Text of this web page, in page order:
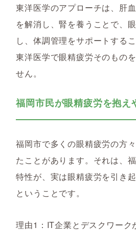
東洋医学のアプローチは、肝
を解消し、腎を養うことで、
し、体調管理をサポートする
東洋医学で眼精疲労そのもの
せん。
福岡市民が眼精疲労を抱え
福岡市で多くの眼精疲労の方
たことがあります。それは、
特性が、実は眼精疲労を引き
ということです。
理由1：IT企業とデスクワーク